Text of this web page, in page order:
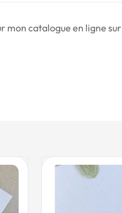
mon catalogue en ligne sur